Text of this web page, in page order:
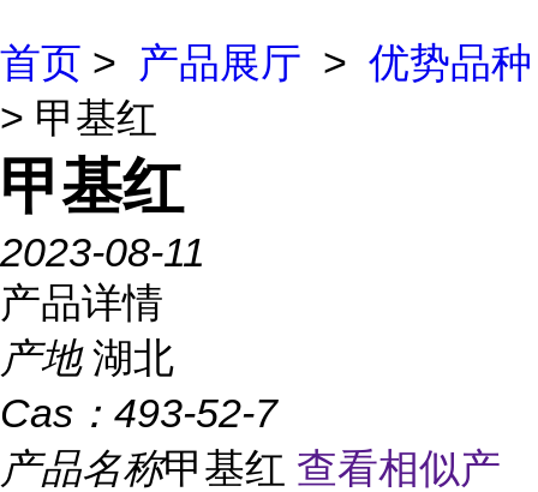
首页 > 产品展厅 > 优势品种
> 甲基红
甲基红
2023-08-11
产品详情
产地 湖北
Cas： 493-52-7
产品名称甲基红 查看相似产